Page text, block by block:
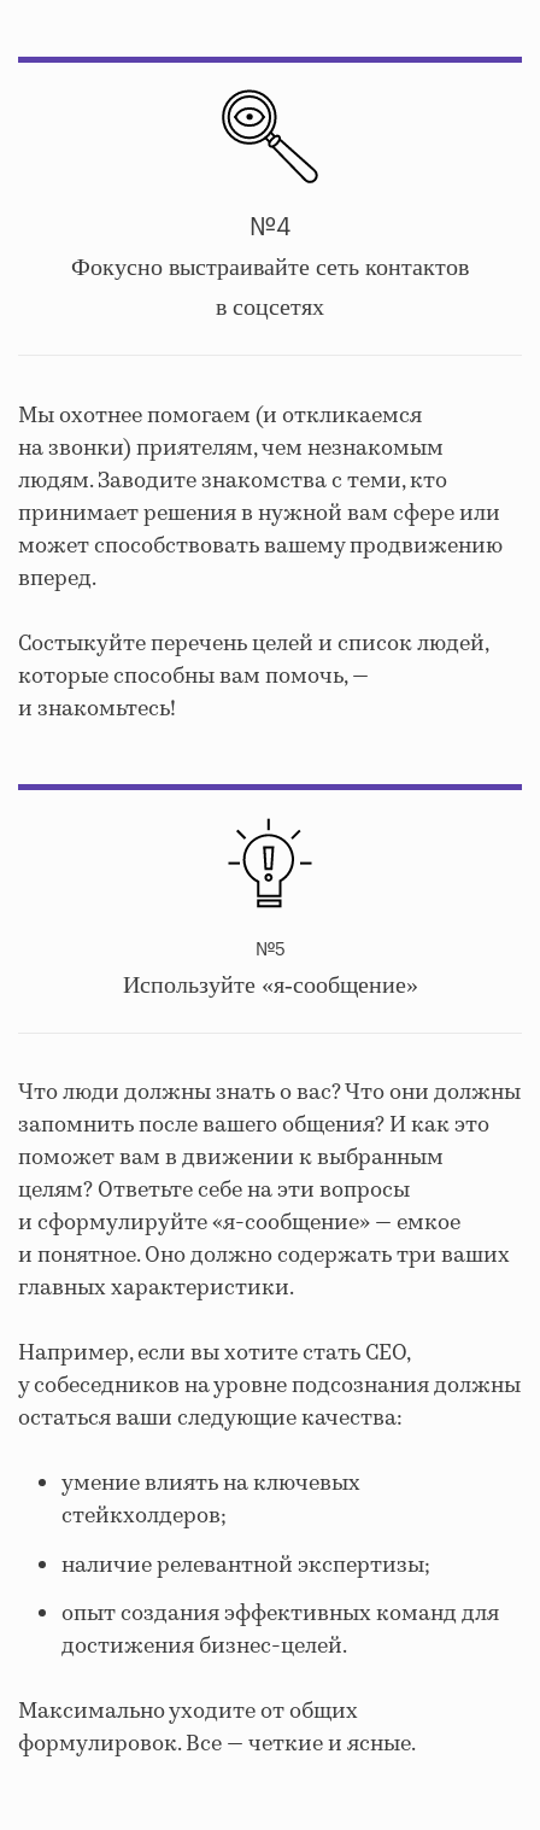
№4
Фокусно выстраивайте сеть контактов
в соцсетях
Мы охотнее помогаем (и откликаемся
на звонки) приятелям, чем незнакомым
людям. Заводите знакомства с теми, кто
принимает решения в нужной вам сфере или
может способствовать вашему продвижению
вперед.
Состыкуйте перечень целей и список людей,
которые способны вам помочь, —
и знакомьтесь!
№5
Используйте «я-сообщение»
Что люди должны знать о вас? Что они должны
запомнить после вашего общения? И как это
поможет вам в движении к выбранным
целям? Ответьте себе на эти вопросы
и сформулируйте «я-сообщение» — емкое
и понятное. Оно должно содержать три ваших
главных характеристики.
Например, если вы хотите стать СЕО,
у собеседников на уровне подсознания должны
остаться ваши следующие качества:
умение влиять на ключевых
стейкхолдеров;
наличие релевантной экспертизы;
опыт создания эффективных команд для
достижения бизнес-целей.
Максимально уходите от общих
формулировок. Все — четкие и ясные.